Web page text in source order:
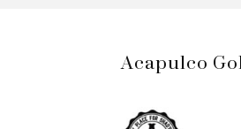
Acapulco